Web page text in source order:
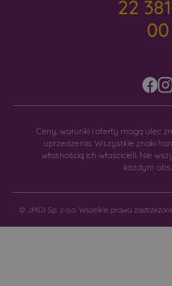
22
00
Ceny, warunki i oferty mogą ulec
uprzedzenia. Wszystkie znaki
własnością ich właścicieli. Nie
każdym
© JMDI Sp. z o.o. Wszelkie prawa